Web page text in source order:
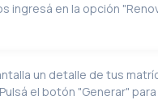
ingresá en la opción
un detalle de tus
el botón "Generar"